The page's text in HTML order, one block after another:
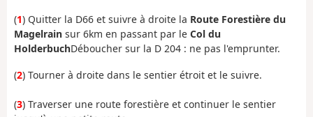
(1) Quitter la D66 et suivre à droite la Route Forestière du
Magelrain sur 6km en passant par le Col du
HolderbuchDéboucher sur la D 204 : ne pas l'emprunter.
(2) Tourner à droite dans le sentier étroit et le suivre.
(3) Traverser une route forestière et continuer le sentier